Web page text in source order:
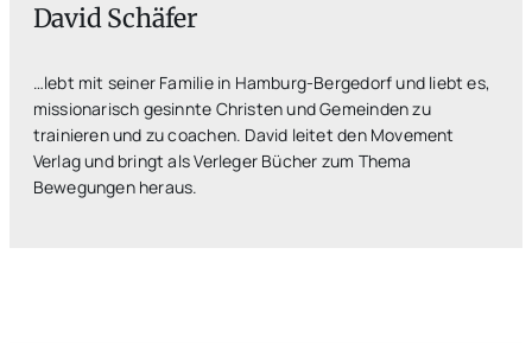
David Schäfer
…lebt mit seiner Familie in Hamburg-Bergedorf und liebt es,
missionarisch gesinnte Christen und Gemeinden zu
trainieren und zu coachen. David leitet den Movement
Verlag und bringt als Verleger Bücher zum Thema
Bewegungen heraus.